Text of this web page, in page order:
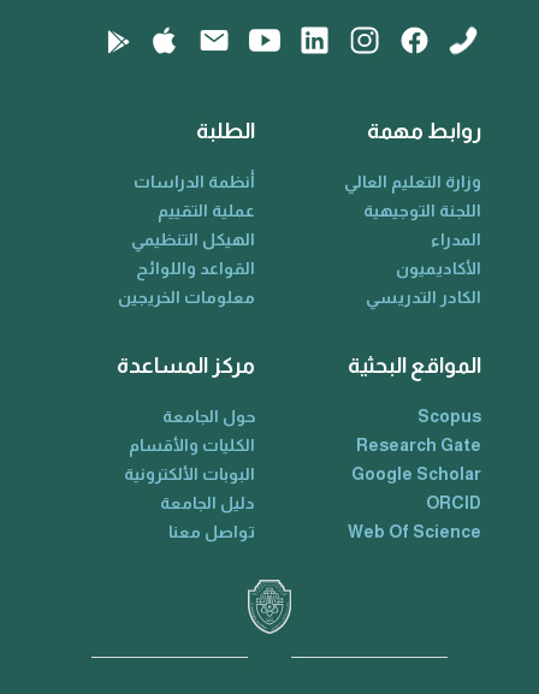
روابط مهمة
وزارة التعليم العالي
اللجنة التوجيهية
المدراء
الأكاديميون
الكادر التدريسي
الطلبة
أنظمة الدراسات
عملية التقييم
الهيكل التنظيمي
القواعد واللوائح
معلومات الخريجين
المواقع البحثية
Scopus
Research Gate
Google Scholar
ORCID
Web Of Science
مركز المساعدة
حول الجامعة
الكليات والأقسام
البوبات الألكترونية
دليل الجامعة
تواصل معنا